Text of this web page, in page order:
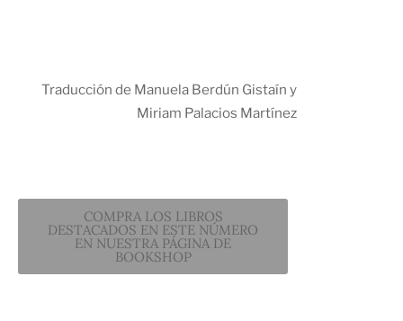
Traducción de Manuela Berdún Gistaín y
Miriam Palacios Martínez
COMPRA LOS LIBROS
DESTACADOS EN ESTE NÚMERO
EN NUESTRA PÁGINA DE
BOOKSHOP